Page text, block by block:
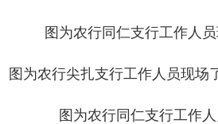
图为农行同仁支行工作人
图为农行尖扎支行工作人员现
图为农行同仁支行工作